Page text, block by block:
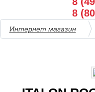
8
Интернет магазин